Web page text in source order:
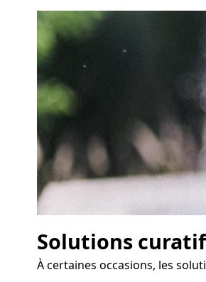
Solutions
À certaines occasions, les